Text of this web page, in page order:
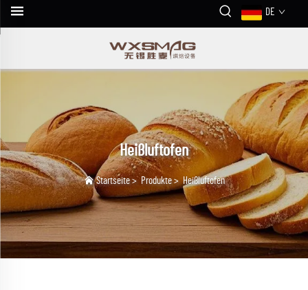
DE
Heißluftofen
Startseite> Produkte>Heißluftofen